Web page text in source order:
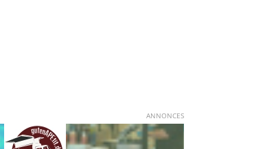
ANNONCES